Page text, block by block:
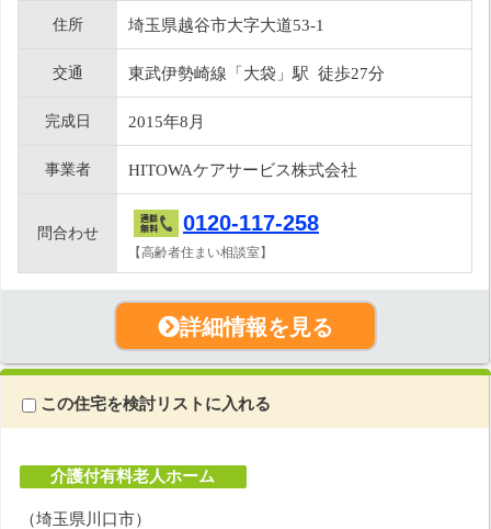
住所 埼玉県越谷市大字大道53-1
交通 東武伊勢崎線「大袋」駅 徒歩27分
完成日 2015年8月
事業者 HITOWAケアサービス株式会社
問合わせ 0120-117-258
【高齢者住まい相談室】
詳細情報を見る
この住宅を検討リストに入れる
介護付有料老人ホーム
（埼玉県川口市）